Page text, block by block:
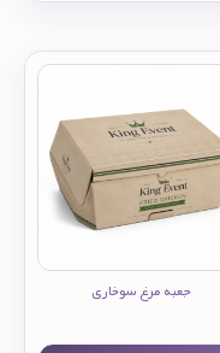
جعبه مرغ سوخاری